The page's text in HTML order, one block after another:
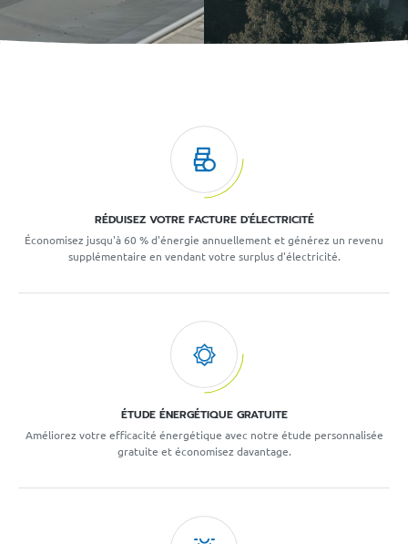
RÉDUISEZ VOTRE FACTURE D'ÉLECTRICITÉ
Économisez jusqu'à 60 % d'énergie annuellement et générez un revenu
supplémentaire en vendant votre surplus d'électricité.
ÉTUDE ÉNERGÉTIQUE GRATUITE
Améliorez votre efficacité énergétique avec notre étude personnalisée
gratuite et économisez davantage.